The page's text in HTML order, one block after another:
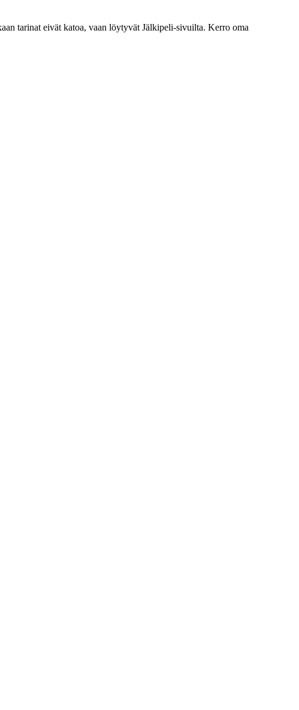
tarinat eivät katoa, vaan löytyvät Jälkipeli-sivuilta. Kerro oma